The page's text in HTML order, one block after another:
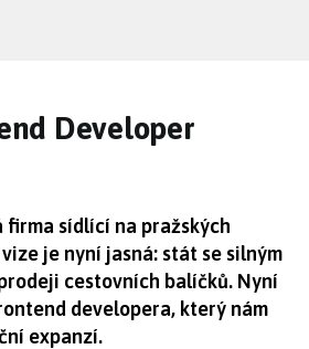
Developer
firma sídlící na pražských
je nyní jasná: stát se silným
cestovních balíčků. Nyní
developera, který nám
expanzí.